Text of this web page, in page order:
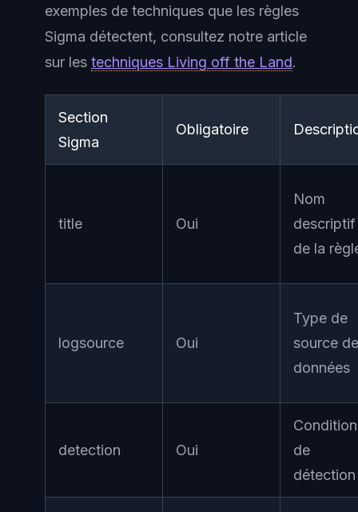
exemples de techniques que les règles
Sigma détectent, consultez notre article
sur les techniques Living off the Land.
Section
Sigma
Obligatoire
title Oui
Nom
descriptif
de la
logsource Oui
Type de
source de
données
detection Oui
de
détection